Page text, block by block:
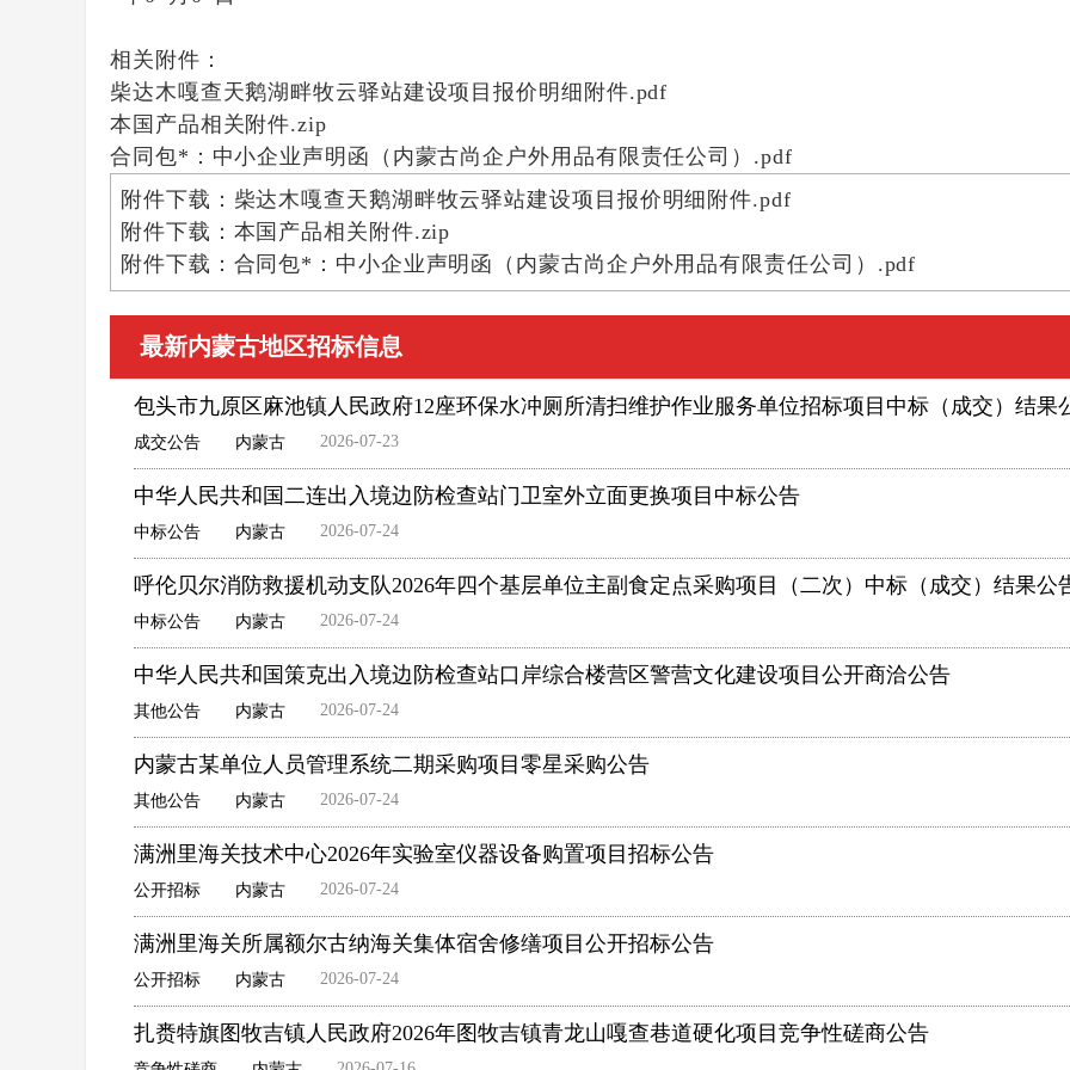
相关附件：
柴达木嘎查天鹅湖畔牧云驿站建设项目报价明细附件.pdf
本国产品相关附件.zip
合同包*：中小企业声明函（内蒙古尚企户外用品有限责任公司）.pdf
附件下载：柴达木嘎查天鹅湖畔牧云驿站建设项目报价明细附件.pdf
附件下载：本国产品相关附件.zip
附件下载：合同包*：中小企业声明函（内蒙古尚企户外用品有限责任公司）.pdf
最新内蒙古地区招标信息
包头市九原区麻池镇人民政府12座环保水冲厕所清扫维护作业服务单位招标项目中标（成交）结果
成交公告 内蒙古 2026-07-23
中华人民共和国二连出入境边防检查站门卫室外立面更换项目中标公告
中标公告 内蒙古 2026-07-24
呼伦贝尔消防救援机动支队2026年四个基层单位主副食定点采购项目（二次）中标（成交）结果公
中标公告 内蒙古 2026-07-24
中华人民共和国策克出入境边防检查站口岸综合楼营区警营文化建设项目公开商洽公告
其他公告 内蒙古 2026-07-24
内蒙古某单位人员管理系统二期采购项目零星采购公告
其他公告 内蒙古 2026-07-24
满洲里海关技术中心2026年实验室仪器设备购置项目招标公告
公开招标 内蒙古 2026-07-24
满洲里海关所属额尔古纳海关集体宿舍修缮项目公开招标公告
公开招标 内蒙古 2026-07-24
扎赉特旗图牧吉镇人民政府2026年图牧吉镇青龙山嘎查巷道硬化项目竞争性磋商公告